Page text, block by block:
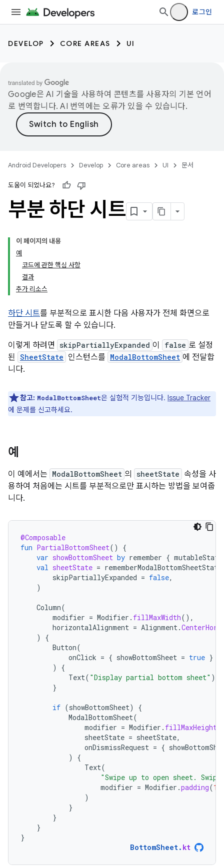
로그인
DEVELOP CORE AREAS UI
Google은 AI 기술을 사용하여 콘텐츠를 사용자의 기본 언어
로 번역합니다. AI 번역에는 오류가 있을 수 있습니다.
Android Developers Develop Core areas UI 문서
도움이 되었나요?
부분 하단 시트
이 페이지의 내용
예
코드에 관한 핵심 사항
결과
추가 리소스
하단 시트를 부분적으로 표시한 다음 사용자가 전체 화면으로
만들거나 닫도록 할 수 있습니다.
이렇게 하려면
skipPartiallyExpanded 이 false 로 설정
된 SheetState 인스턴스를 ModalBottomSheet 에 전달합
니다.
참고: ModalBottomSheet은 실험적 기능입니다. Issue Tracker
에 문제를 신고하세요.
예
이 예에서는 ModalBottomSheet 의 sheetState 속성을 사
용하여 처음에는 시트를 부분적으로만 표시하는 방법을 보여줍
니다.
@Composable
fun PartialBottomSheet()
{
var showBottomSheet by remember {
val sheetState = rememberModalBottomSheetState
skipPartiallyExpanded = false,
)
Column(
modifier = Modifier . fillMaxWidth(),
horizontalAlignment = Alignment.
)
{
Button(
onClick = { showBottomSheet = true }
)
{
Text( "Display partial bottom sheet" )
}
if (showBottomSheet)
{
ModalBottomSheet(
modifier = Modifier . fillMaxHeight
sheetState = sheetState,
onDismissRequest = {
)
{
Text(
"Swipe up to open sheet.
modifier = Modifier .padding(
)
}
}
}
}
BottomSheet. kt